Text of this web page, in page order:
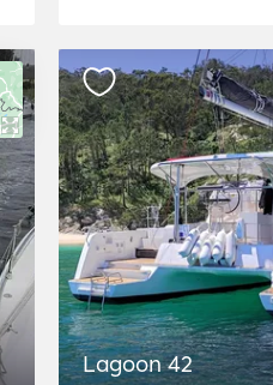
Lagoon 42